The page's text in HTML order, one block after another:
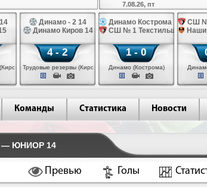
Динамо - 2 14
Динамо Киров 14
4 - 2
Трудовые резервы (Киров)
7.08.26, пт
Динамо Кострома 14
СШ № 1 Текстильщик 14
1 - 0
Динамо (Кострома)
СШ №
Команды Статистика Новости
ЮНИОР 14
Превью Голы